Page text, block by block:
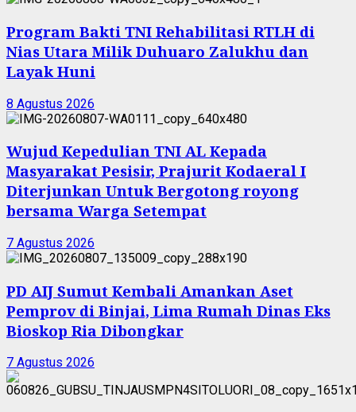
Program Bakti TNI Rehabilitasi RTLH di
Nias Utara Milik Duhuaro Zalukhu dan
Layak Huni
8 Agustus 2026
Wujud Kepedulian TNI AL Kepada
Masyarakat Pesisir, Prajurit Kodaeral I
Diterjunkan Untuk Bergotong royong
bersama Warga Setempat
7 Agustus 2026
PD AIJ Sumut Kembali Amankan Aset
Pemprov di Binjai, Lima Rumah Dinas Eks
Bioskop Ria Dibongkar
7 Agustus 2026